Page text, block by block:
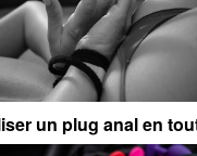
un plug anal en